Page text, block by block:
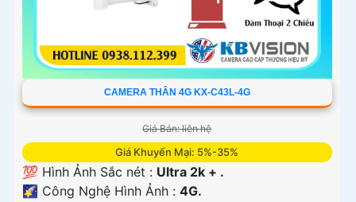
CAMERA THÂN 4G KX-C43L-4G
Giá Bán: liên hệ
Giá Khuyến Mại: 5%-35%
💯 Hình Ảnh Sắc nét : Ultra 2k + .
🌠 Công Nghệ Hình Ảnh : 4G.